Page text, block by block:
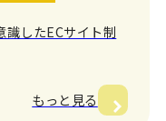
識したECサイト制
もっと見る